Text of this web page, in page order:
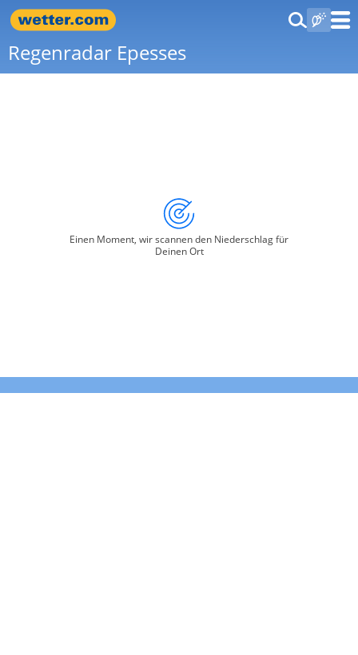
Regenradar Epesses
Einen Moment, wir scannen den Niederschlag für
Deinen Ort